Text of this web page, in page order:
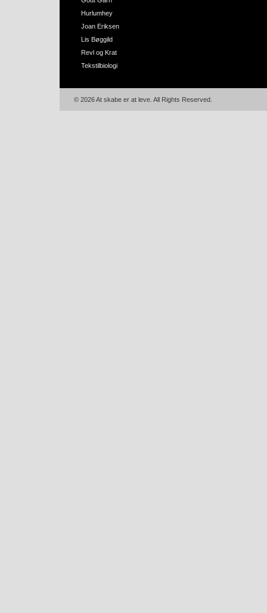
Hurlumhey
Joan Eriksen
Lis Bøggild
Revl og Krat
Tekstilbiologi
© 2026 At skabe er at leve. All Rights Reserved.